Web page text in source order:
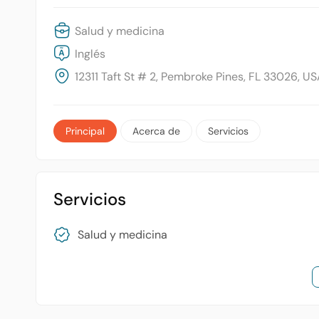
Salud y medicina
Inglés
12311 Taft St # 2, Pembroke Pines, FL 33026,
Principal Acerca de Servicios
Servicios
Salud y medicina